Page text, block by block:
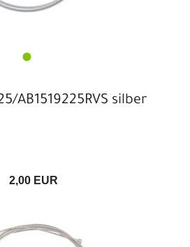
AB1519225RVS silber
2,00 EUR